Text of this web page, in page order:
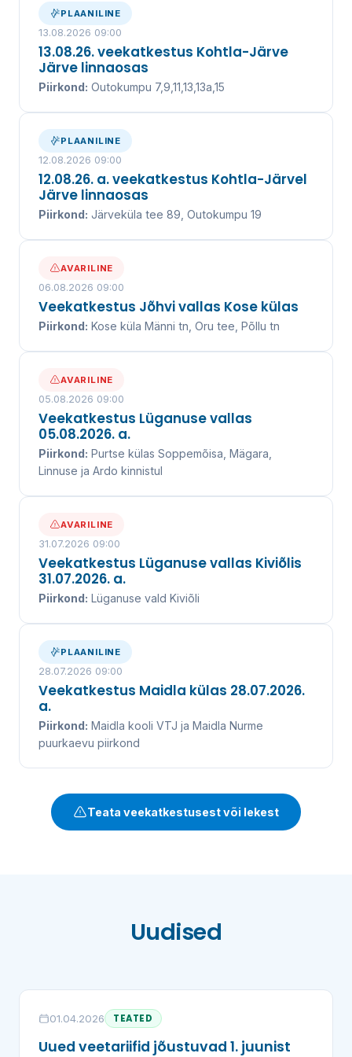
kanalisatsiooniteenuse juba üle 20 aasta.
VEEKATKESTUSED
PLAANILINE
13.08.2026 09:00
13.08.26. veekatkestus Kohtla-Järve
Järve linnaosas
Piirkond: Outokumpu 7,9,11,13,13a,15
PLAANILINE
12.08.2026 09:00
12.08.26. a. veekatkestus Kohtla-Järvel
Järve linnaosas
Piirkond: Järveküla tee 89, Outokumpu 19
AVARILINE
06.08.2026 09:00
Veekatkestus Jõhvi vallas Kose külas
Piirkond: Kose küla Männi tn, Oru tee, Põllu tn
AVARILINE
05.08.2026 09:00
Veekatkestus Lüganuse vallas
05.08.2026. a.
Piirkond: Purtse külas Soppemõisa, Mägara,
Linnuse ja Ardo kinnistul
AVARILINE
31.07.2026 09:00
Veekatkestus Lüganuse vallas Kiviõlis
31.07.2026. a.
Piirkond: Lüganuse vald Kiviõli
PLAANILINE
28.07.2026 09:00
Veekatkestus Maidla külas 28.07.2026.
a.
Piirkond: Maidla kooli VTJ ja Maidla Nurme
puurkaevu piirkond
Teata veekatkestusest või lekest
Uudised
01.04.2026 TEATED
Uued veetariifid jõustuvad 1. juunist